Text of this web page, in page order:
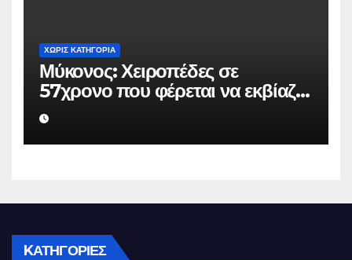
ΧΩΡΊΣ ΚΑΤΗΓΟΡΊΑ
Μύκονος: Χειροπέδες σε
57χρονο που φέρεται να εκβίαζε
επιχείρηση για να «θάψει»
ψευδείς καταγγελίες – Η παγίδα
που του έστησε η ΕΛ.ΑΣ.
KΑΤΗΓΟΡΊΕΣ